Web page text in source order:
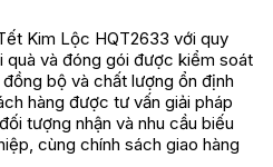
Kim Lộc HQT2633 với quy
quà và đóng gói được kiểm soát
bộ và chất lượng ổn định
hàng được tư vấn giải pháp
tượng nhận và nhu cầu biếu
cùng chính sách giao hàng